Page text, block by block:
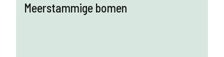
Meerstammige bomen